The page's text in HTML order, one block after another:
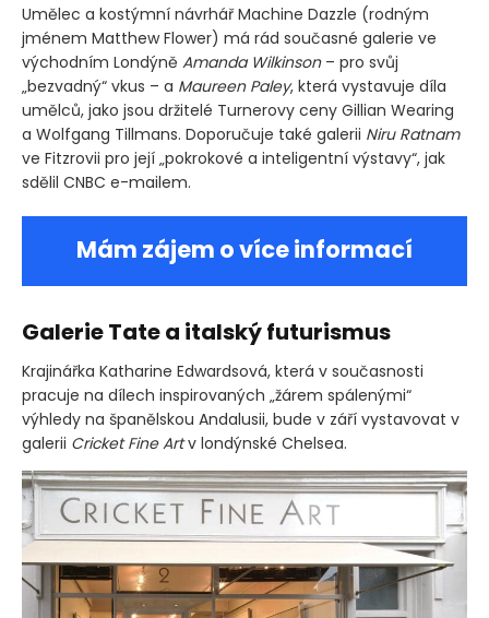
Umělec a kostýmní návrhář Machine Dazzle (rodným
jménem Matthew Flower) má rád současné galerie ve
východním Londýně Amanda Wilkinson– pro svůj
„bezvadný“ vkus – a Maureen Paley, která vystavuje díla
umělců, jako jsou držitelé Turnerovy ceny Gillian Wearing
a Wolfgang Tillmans. Doporučuje také galerii Niru Ratnam
ve Fitzrovii pro její „pokrokové a inteligentní výstavy“, jak
sdělil CNBC e-mailem.
Mám zájem o více informací
Galerie Tate a italský futurismus
Krajinářka Katharine Edwardsová, která v současnosti
pracuje na dílech inspirovaných „žárem spálenými“
výhledy na španělskou Andalusii, bude v září vystavovat v
galerii Cricket Fine Artv londýnské Chelsea.